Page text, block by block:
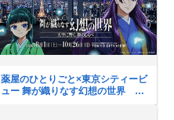
薬屋のひとりごと×東京シティービ
ュー 舞が織りなす幻想の世界 ―